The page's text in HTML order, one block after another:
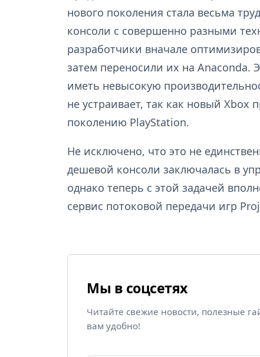
нового поколения стала весьма
консоли с совершенно разными
разработчики вначале
затем переносили их на Anaconda.
иметь невысокую
не устраивает, так как новый
поколению PlayStation.
Не исключено, что это не
дешевой консоли заключалась в
однако теперь с этой задачей
сервис потоковой передачи игр
Мы в соцсетях
Читайте свежие новости, полезные
вам удобно!